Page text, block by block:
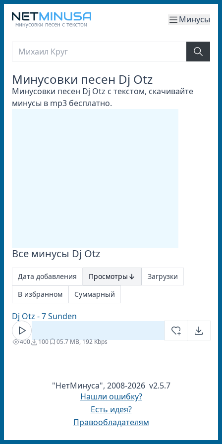
Минусы
Минусовки песен Dj Otz
Минусовки песен Dj Otz с текстом, скачивайте
минусы в mp3 бесплатно.
Все минусы Dj Otz
Дата добавления Просмотры
Загрузки
В избранном
Суммарный
Dj Otz - 7 Sunden
400 100 05.7 MB, 192 Kbps
"НетМинуса", 2008-2026 v2.5.7
Нашли ошибку?
Есть идея?
Правообладателям